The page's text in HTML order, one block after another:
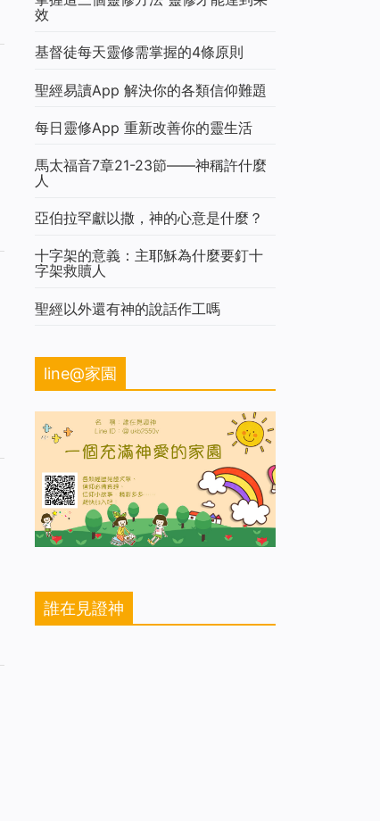
效
基督徒每天靈修需掌握的4條原則
聖經易讀App 解決你的各類信仰難題
每日靈修App 重新改善你的靈生活
馬太福音7章21-23節——神稱許什麼
人
亞伯拉罕獻以撒，神的心意是什麼？
十字架的意義：主耶穌為什麼要釘十
字架救贖人
聖經以外還有神的說話作工嗎
line@家園
誰在見證神